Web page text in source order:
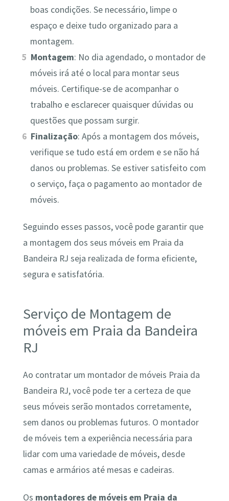
boas condições. Se necessário, limpe o
espaço e deixe tudo organizado para a
montagem.
Montagem: No dia agendado, o montador de
móveis irá até o local para montar seus
móveis. Certifique-se de acompanhar o
trabalho e esclarecer quaisquer dúvidas ou
questões que possam surgir.
Finalização: Após a montagem dos móveis,
verifique se tudo está em ordem e se não há
danos ou problemas. Se estiver satisfeito com
o serviço, faça o pagamento ao montador de
móveis.
Seguindo esses passos, você pode garantir que
a montagem dos seus móveis em Praia da
Bandeira RJ seja realizada de forma eficiente,
segura e satisfatória.
Serviço de Montagem de
móveis em Praia da Bandeira
RJ
Ao contratar um montador de móveis Praia da
Bandeira RJ, você pode ter a certeza de que
seus móveis serão montados corretamente,
sem danos ou problemas futuros. O montador
de móveis tem a experiência necessária para
lidar com uma variedade de móveis, desde
camas e armários até mesas e cadeiras.
Os montadores de móveis em Praia da